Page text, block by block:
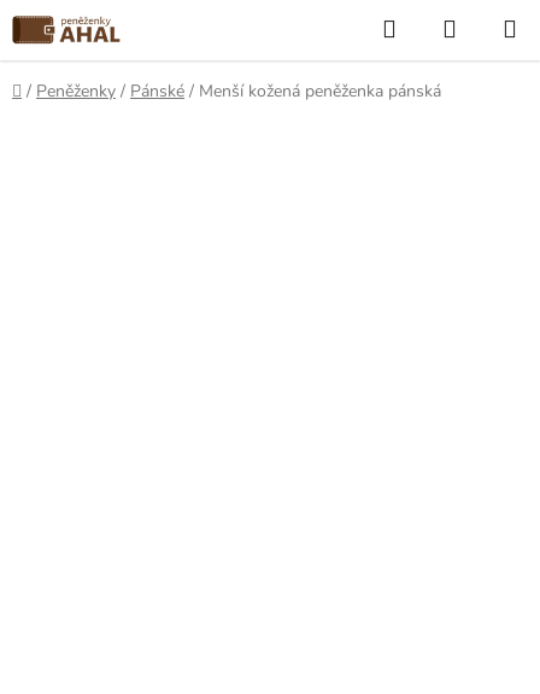
Přejít
na
obsah
Hledat
KOŠÍK
Domů
/ Peněženky / Pánské / Menší kožená peněženka pánská